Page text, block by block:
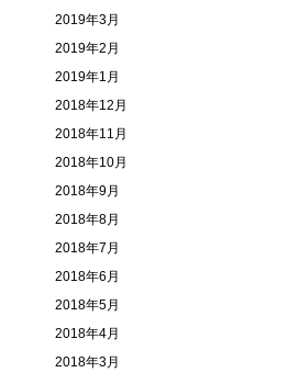
2019年3月
2019年2月
2019年1月
2018年12月
2018年11月
2018年10月
2018年9月
2018年8月
2018年7月
2018年6月
2018年5月
2018年4月
2018年3月